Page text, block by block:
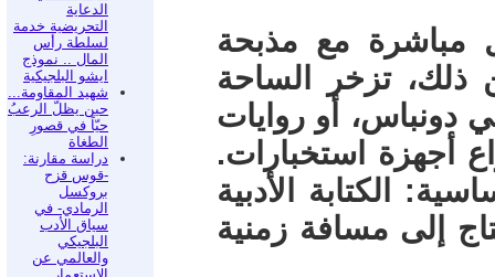
الدعاية
التحريضية خدمة
لسلطة رأس
المال .. نموذج
ايشو البلجيكية
شهيد المقاومة...
حين يظلّ الرعبُ
حيّاً في قصورِ
الطغاة
دراسة مقارنة:
-قوس قزح
بروكسل
الرمادي- في
سياق الأدب
البلجيكي
والعالمي عن
مباشرة مع مذبحة
ذلك، تزخر الساحة
دونباس، أو روايات
أجهزة استخبارات.
الكتابة الأدبية
إلى مسافة زمنية